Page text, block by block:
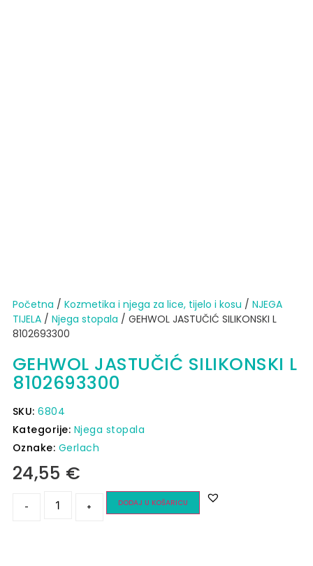
Početna / Kozmetika i njega za lice, tijelo i kosu / NJEGA
TIJELA/ Njega stopala / GEHWOL JASTUČIĆ SILIKONSKI L
8102693300
GEHWOL JASTUČIĆ SILIKONSKI L
8102693300
SKU:6804
Kategorije: Njega stopala
Oznake: Gerlach
24,55 €
- + DODAJ U KOŠARICU